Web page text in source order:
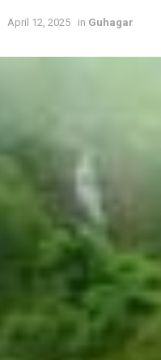
April 12, 2025 in Guhagar